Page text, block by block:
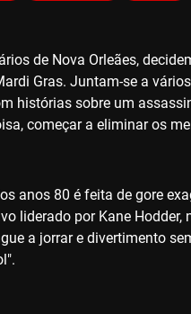
de Nova Orleães,
Gras. Juntam-se a
histórias sobre um
começar a eliminar os
anos 80 é feita de gore
liderado por Kane
a jorrar e divertimento